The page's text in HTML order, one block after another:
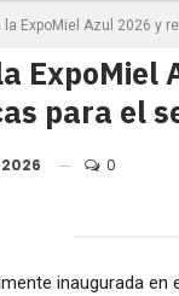
la ExpoMiel Azul 2026 y
ExpoMiel
para el
0
inaugurada en